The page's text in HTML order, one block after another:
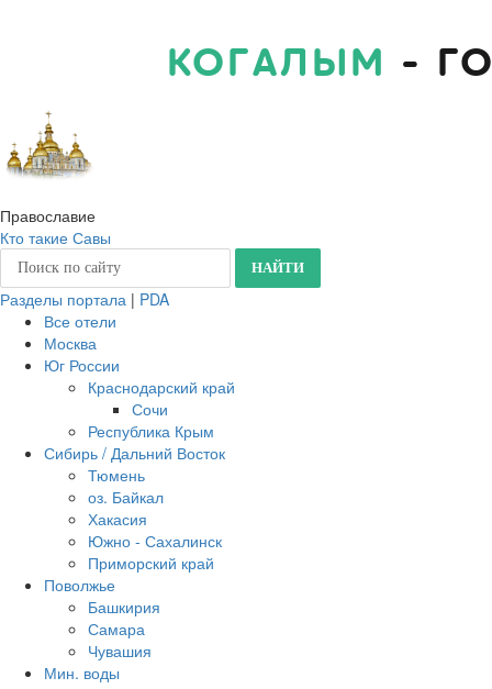
КОГАЛЫМ -
Православие
Кто такие Савы
Разделы портала | PDA
Все отели
Москва
Юг России
Краснодарский край
Сочи
Республика Крым
Сибирь / Дальний Восток
Тюмень
оз. Байкал
Хакасия
Южно - Сахалинск
Приморский край
Поволжье
Башкирия
Самара
Чувашия
Мин. воды